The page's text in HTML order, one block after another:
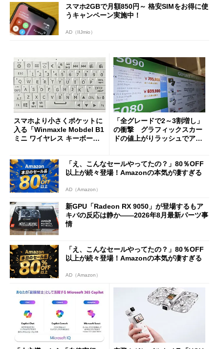
スマホ2GBで月額850円～ 格安SIMをお得に使
うキャンペーン実施中！
AD（IIJmio）
スマホより小さくポケットに
入る「Winmaxle Mobdel B1
ミニ ワイヤレス キーボー
「全グレードで2～3割増し」
の衝撃 グラフィックスカー
ドの値上がりラッシュでアキ
「え、こんなセールやってたの？」80％OFF
以上が続々登場！Amazonの本気が凄すぎる
AD（Amazon）
新GPU「Radeon RX 9050」が登場するもア
キバの反応は静か――2026年8月最新パーツ事
情
「え、こんなセールやってたの？」80％OFF
以上が続々登場！Amazonの本気が凄すぎる
AD（Amazon）